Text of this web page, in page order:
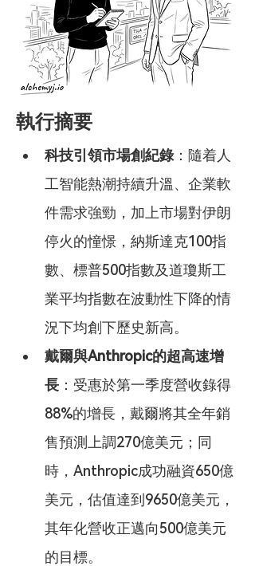
執行摘要
科技引領市場創紀錄：隨着人
工智能熱潮持續升溫、企業軟
件需求強勁，加上市場對伊朗
停火的憧憬，納斯達克100指
數、標普500指數及道瓊斯工
業平均指數在波動性下降的情
況下均創下歷史新高。
戴爾與Anthropic的超高速增
長 ：受惠於第一季度營收錄得
88%的增長，戴爾將其全年銷
售預測上調270億美元；同
時，Anthropic成功融資650億
美元，估值達到9650億美元，
其年化營收正邁向500億美元
的目標。